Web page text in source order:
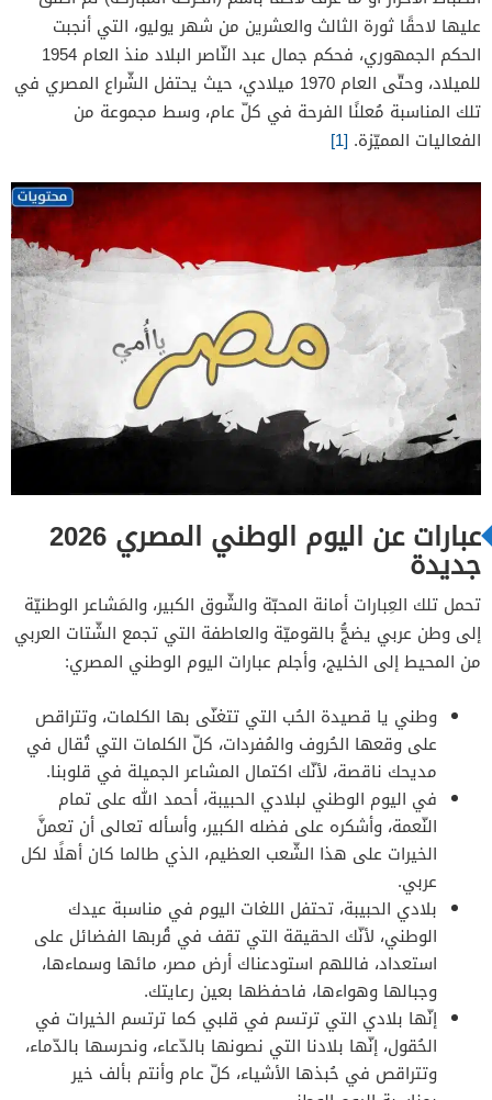
عليها لاحقًا ثورة الثالث والعشرين من شهر يوليو، التي أنجبت
الحكم الجمهوري، فحكم جمال عبد النّاصر البلاد منذ العام 1954
للميلاد، وحتّى العام 1970 ميلادي، حيث يحتفل الشّراع المصري في
تلك المناسبة مُعلنًا الفرحة في كلّ عام، وسط مجموعة من
الفعاليات المميّزة. [1]
عبارات عن اليوم الوطني المصري 2026
جديدة
تحمل تلك العِبارات أمانة المحبّة والشّوق الكبير، والمَشاعر الوطنيّة
إلى وطن عربي يضجُّ بالقوميّة والعاطفة التي تجمع الشّتات العربي
من المحيط إلى الخليج، وأجلم عبارات اليوم الوطني المصري:
وطني يا قصيدة الحُب التي تتغنّى بها الكلمات، وتتراقص
على وقعها الحُروف والمُفردات، كلّ الكلمات التي تُقال في
مديحك ناقصة، لأنّك اكتمال المشاعر الجميلة في قلوبنا.
في اليوم الوطني لبلادي الحبيبة، أحمد الله على تمام
النّعمة، وأشكره على فضله الكبير، وأسأله تعالى أن تعمنَّ
الخيرات على هذا الشّعب العظيم، الذي طالما كان أهلًا لكل
عربي.
بلادي الحبيبة، تحتفل اللغات اليوم في مناسبة عيدك
الوطني، لأنّك الحقيقة التي تقف في قُربها الفضائل على
استعداد، فاللهم استودعناك أرض مصر، مائها وسماءها،
وجبالها وهواءها، فاحفظها بعين رعايتك.
إنّها بلادي التي ترتسم في قلبي كما ترتسم الخيرات في
الحُقول، إنّها بلادنا التي نصونها بالدّعاء، ونحرسها بالدّماء،
وتتراقص في حُبذها الأشياء، كلّ عام وأنتم بألف خير